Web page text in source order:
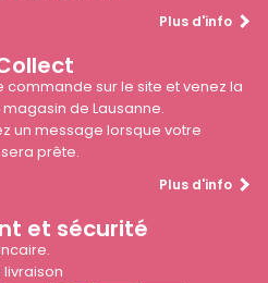
Plus d'info
commande sur le site et venez la
de Lausanne.
un message lorsque votre
prête.
Plus d'info
et sécurité
livraison